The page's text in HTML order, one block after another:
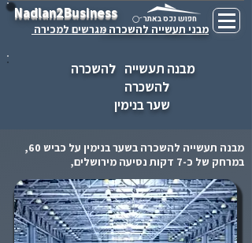
Nadlan2Business חפוש נכס באתר
מבני תעשייה להשכרה -מגרשים למכירה
מבנה תעשייה
להשכרה
להשכרה
שער בנימין
מבנה תעשייה להשכרה בשער בנימין על כביש 60,
במרחק של כ-7 דקות נסיעה מירושלים,